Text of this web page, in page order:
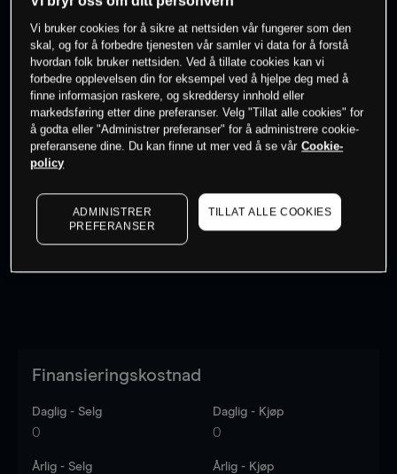
0% av kunder erpå dette instrumentet
Søk om konto
Kursene er veiledende. to see latest market data
Finansieringskostnad
Daglig - Selg
0
Daglig - Kjøp
0
Årlig - Selg Årlig - Kjøp
Vi bruker cookies for å sikre at nettsiden vår fungerer som den
skal, og for å forbedre tjenesten vår samler vi data for å forstå
hvordan folk bruker nettsiden. Ved å tillate cookies kan vi
forbedre opplevelsen din for eksempel ved å hjelpe deg med å
finne informasjon raskere, og skreddersy innhold eller
markedsføring etter dine preferanser. Velg "Tillat alle cookies" for
å godta eller "Administrer preferanser" for å administrere cookie-
preferansene dine. Du kan finne ut mer ved å se vår Cookie-
policy
ADMINISTRER
PREFERANSER
TILLAT ALLE COOKIES